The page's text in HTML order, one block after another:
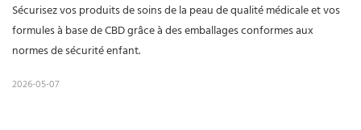
Sécurisez vos produits de soins de la peau de qualité médicale et vos
formules à base de CBD grâce à des emballages conformes aux
normes de sécurité enfant.
2026-05-07